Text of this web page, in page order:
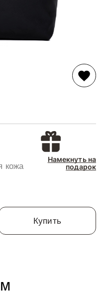
кожа
Намекнуть на
подарок
Купить